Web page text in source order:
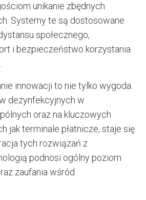
unikanie zbędnych
Systemy te są dostosowane
społecznego,
i bezpieczeństwo korzystania
innowacji to nie tylko wygoda.
dezynfekcyjnych w
oraz na kluczowych
jak terminale płatnicze, staje się
tych rozwiązań z
podnosi ogólny poziom
zaufania wśród